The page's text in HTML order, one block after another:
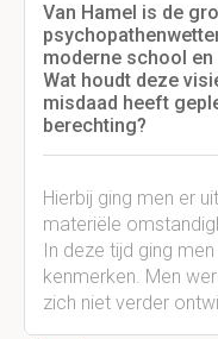
Van Hamel is de
moderne school
Wat houdt deze
misdaad heeft
berechting?
Hierbij ging men er
materiële
In deze tijd ging
kenmerken. Men
zich niet verder